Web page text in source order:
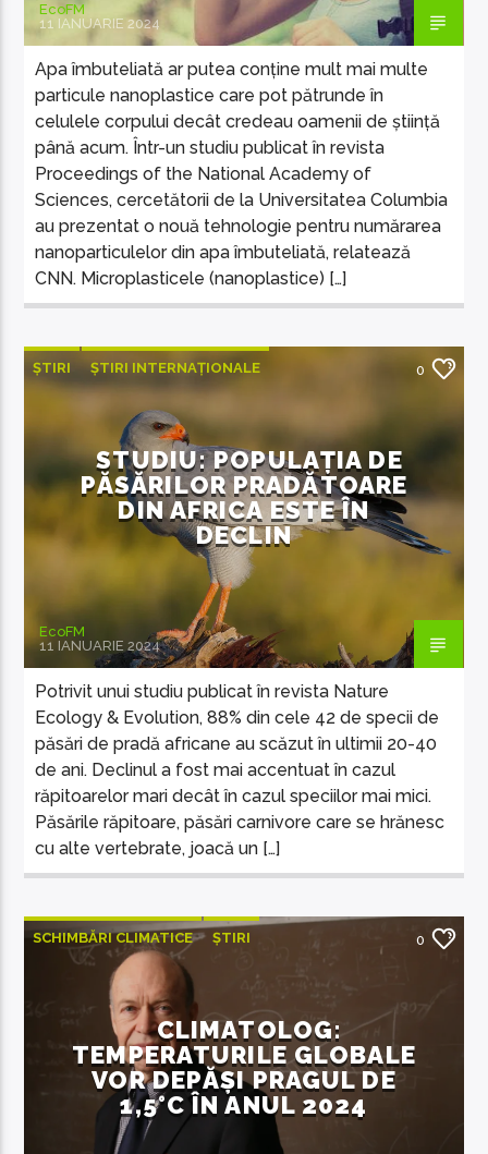
EcoFM
11 IANUARIE 2024
Apa îmbuteliată ar putea conține mult mai multe
particule nanoplastice care pot pătrunde în
celulele corpului decât credeau oamenii de știință
până acum. Într-un studiu publicat în revista
Proceedings of the National Academy of
Sciences, cercetătorii de la Universitatea Columbia
au prezentat o nouă tehnologie pentru numărarea
nanoparticulelor din apa îmbuteliată, relatează
CNN. Microplasticele (nanoplastice) […]
ȘTIRI ȘTIRI INTERNAȚIONALE 0
STUDIU: POPULAȚIA DE
PĂSĂRILOR PRADĂTOARE
DIN AFRICA ESTE ÎN
DECLIN
EcoFM
11 IANUARIE 2024
Potrivit unui studiu publicat în revista Nature
Ecology & Evolution, 88% din cele 42 de specii de
păsări de pradă africane au scăzut în ultimii 20-40
de ani. Declinul a fost mai accentuat în cazul
răpitoarelor mari decât în cazul speciilor mai mici.
Păsările răpitoare, păsări carnivore care se hrănesc
cu alte vertebrate, joacă un […]
SCHIMBĂRI CLIMATICE ȘTIRI
ȘTIRI INTERNAȚIONALE
0
CLIMATOLOG:
TEMPERATURILE GLOBALE
VOR DEPĂȘI PRAGUL DE
1,5°C ÎN ANUL 2024